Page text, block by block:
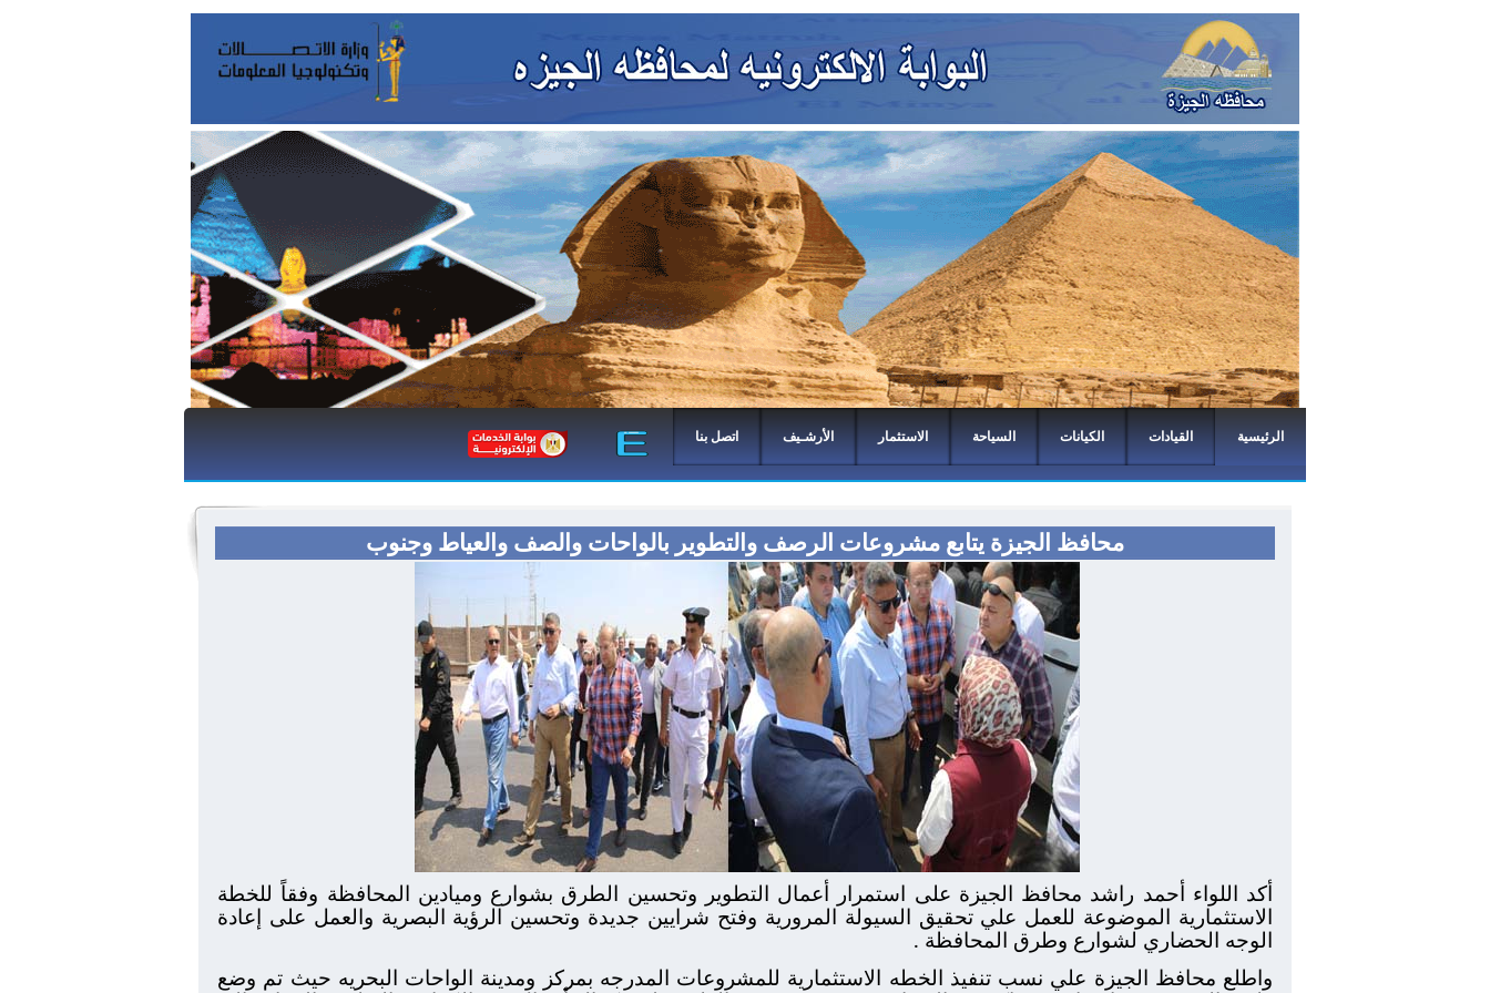
الرئيسية القيادات الكيانات السياحة الاستثمار الأرشـيف اتصل بنا
محافظ الجيزة يتابع مشروعات الرصف والتطوير بالواحات والصف والعياط وجنوب
أكد اللواء أحمد راشد محافظ الجيزة على استمرار أعمال التطوير وتحسين الطرق بشوارع وميادين المحافظة وفقاً للخطة
الاستثمارية الموضوعة للعمل علي تحقيق السيولة المرورية وفتح شرايين جديدة وتحسين الرؤية البصرية والعمل على إعادة
الوجه الحضاري لشوارع وطرق المحافظة .
واطلع محافظ الجيزة علي نسب تنفيذ الخطه الاستثمارية للمشروعات المدرجه بمركز ومدينة الواحات البحريه حيث تم وضع